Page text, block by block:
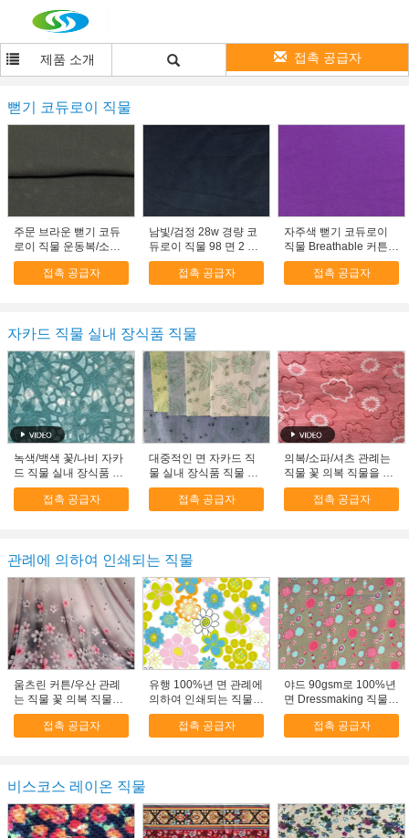
제품 소개 접촉 공급자
뻗기 코듀로이 직물
주문 브라운 뻗기 코듀
로이 직물 운동복/소파
실내 장식품 직물
접촉 공급자
남빛/검정 28w 경량 코
듀로이 직물 98 면 2 스
판덱스 직물
접촉 공급자
자주색 뻗기 코듀로이
직물 Breathable 커튼/
복장/내복 직물
접촉 공급자
자카드 직물 실내 장식품 직물
녹색/백색 꽃/나비 자카
드 직물 실내 장식품 직
물 물자
접촉 공급자
대중적인 면 자카드 직
물 실내 장식품 직물 상
한 의복 직물
접촉 공급자
의복/소파/셔츠 관례는
직물 꽃 의복 직물을 인
쇄했습니다
접촉 공급자
관례에 의하여 인쇄되는 직물
움츠린 커튼/우산 관례
는 직물 꽃 의복 직물을
인쇄했습니다
접촉 공급자
유행 100%년 면 관례에
의하여 인쇄되는 직물
가구 직물
접촉 공급자
야드 90gsm로 100%년
면 Dressmaking 직물
면 물자
접촉 공급자
비스코스 레이온 직물